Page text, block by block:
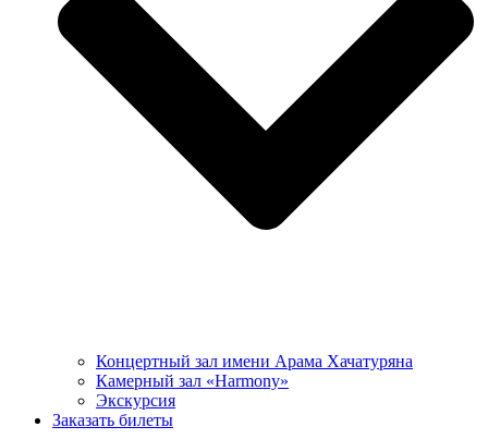
Концертный зал имени Арама Хачатуряна
Камерный зал «Harmony»
Экскурсия
Заказать билеты